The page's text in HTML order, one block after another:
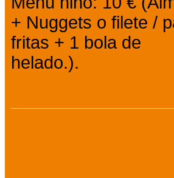
+ Nuggets o filete /
fritas + 1 bola de
helado.).